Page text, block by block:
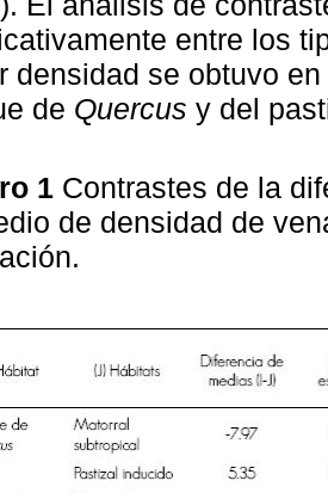
entre los
densidad se obtuvo
de Quercus y del
1 Contrastes de la
de densidad de